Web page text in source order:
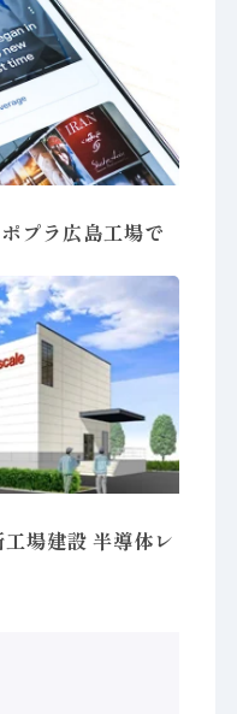
プラ広島工場で
場建設 半導体レ